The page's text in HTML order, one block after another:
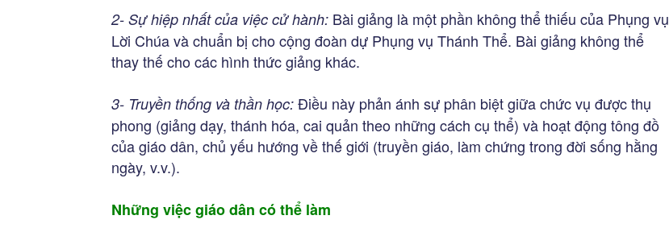
2- Sự hiệp nhất của việc cử hành: Bài giảng là một phần không thể thiếu của Phụng vụ
Lời Chúa và chuẩn bị cho cộng đoàn dự Phụng vụ Thánh Thể. Bài giảng không thể
thay thế cho các hình thức giảng khác.
3- Truyền thống và thần học: Điều này phản ánh sự phân biệt giữa chức vụ được thụ
phong (giảng dạy, thánh hóa, cai quản theo những cách cụ thể) và hoạt động tông đồ
của giáo dân, chủ yếu hướng về thế giới (truyền giáo, làm chứng trong đời sống hằng
ngày, v.v.).
Những việc giáo dân có thể làm